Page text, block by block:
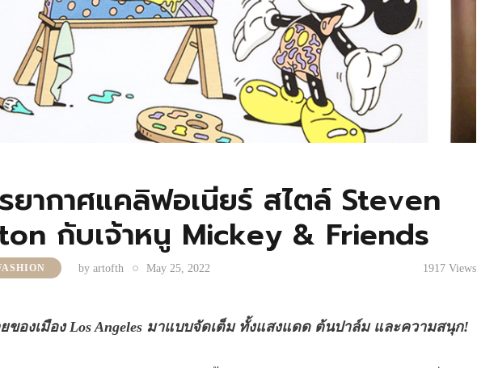
ยากาศแคลิฟอเนียร์ สไตล์ Steven
กับเจ้าหนู Mickey & Friends
by artofth May 25, 2022 1917 Views
องเมือง Los Angeles มาแบบจัดเต็ม ทั้งแสงแดด ต้นปาล์ม และความสนุก!